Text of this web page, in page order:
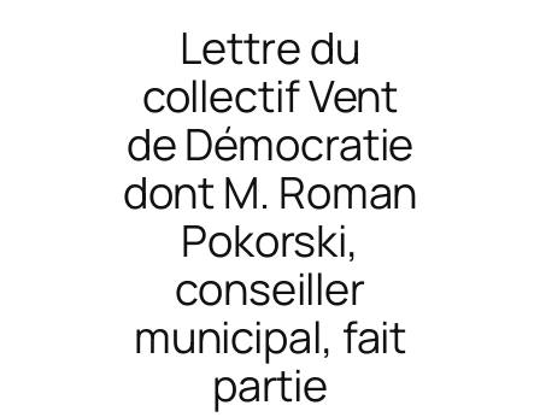
e
r
c
h
e
r
Lettre du
collectif Vent
de Démocratie
dont M. Roman
Pokorski,
conseiller
municipal, fait
partie